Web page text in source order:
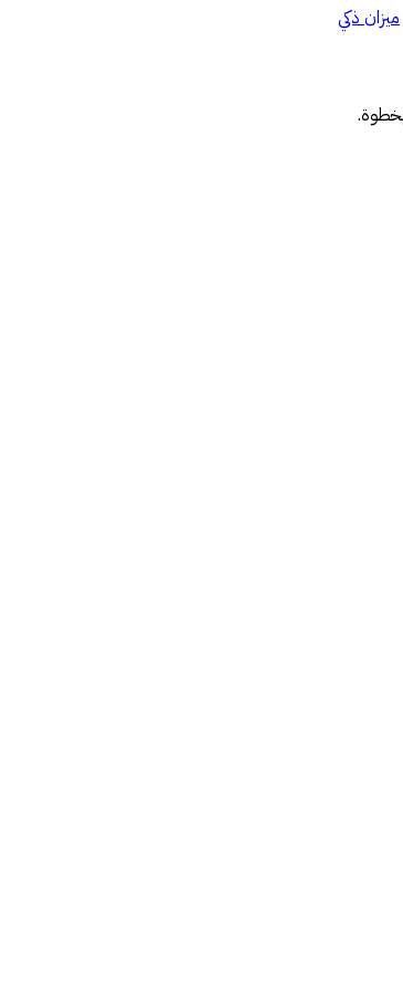
ميزان ذكي